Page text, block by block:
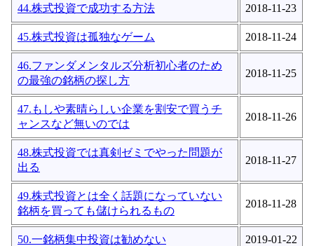
44.株式投資で成功する方法 2018-11-23
45.株式投資は孤独なゲーム 2018-11-24
46.ファンダメンタルズ分析初心者のため
の最強の銘柄の探し方
2018-11-25
47.もしや素晴らしい企業を割安で買うチ
ャンスなど無いのでは
2018-11-26
48.株式投資では真剣ゼミでやった問題が
出る
2018-11-27
49.株式投資とは全く話題になっていない
銘柄を買っても儲けられるもの
2018-11-28
50.一銘柄集中投資は勧めない 2019-01-22